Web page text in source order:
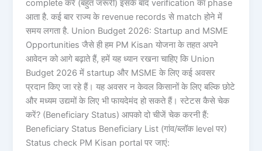
complete करें (बहुत जरूरी) इसके बाद verification का phase
आता है. कई बार राज्य के revenue records से match होने में
समय लगता है. Union Budget 2026: Startup and MSME
Opportunities जैसे ही हम PM Kisan योजना के तहत अपने
आवेदन को आगे बढ़ाते हैं, हमें यह ध्यान रखना चाहिए कि Union
Budget 2026 में startup और MSME के लिए कई अवसर
प्रदान किए जा रहे हैं। यह अवसर न केवल किसानों के लिए बल्कि छोटे
और मध्यम उद्यमों के लिए भी फायदेमंद हो सकते हैं। स्टेटस कैसे चेक
करें? (Beneficiary Status) आपको दो चीजें चेक करनी हैं:
Beneficiary Status Beneficiary List (गांव/ब्लॉक level पर)
Status check PM Kisan portal पर जाएं: